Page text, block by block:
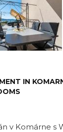
IN
v Komárne s